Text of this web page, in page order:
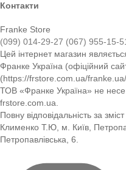
Контакти
Franke Store
(099) 014-29-27 (067) 955-15-
Цей інтернет магазин
Франке Україна (офіційний
(https://frstore.com.ua/franke.ua/
ТОВ «Франке Україна» не несе
frstore.com.ua.
Повну відповідальність за
Клименко Т.Ю, м. Київ,
Петропавлівська, 6.